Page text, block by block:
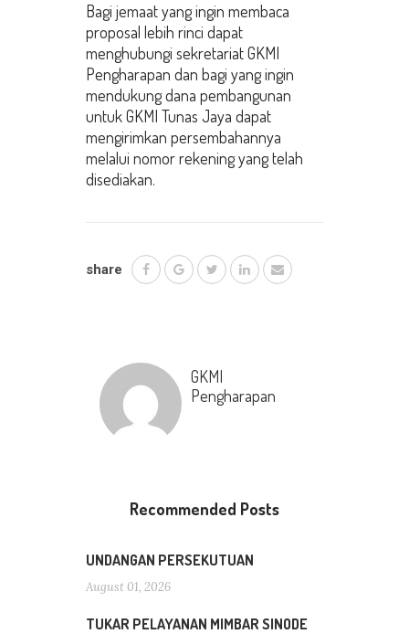
Bagi jemaat yang ingin membaca
proposal lebih rinci dapat
menghubungi sekretariat GKMI
Pengharapan dan bagi yang ingin
mendukung dana pembangunan
untuk GKMI Tunas Jaya dapat
mengirimkan persembahannya
melalui nomor rekening yang telah
disediakan.
share
GKMI
Pengharapan
Recommended Posts
UNDANGAN PERSEKUTUAN
August 01, 2026
TUKAR PELAYANAN MIMBAR SINODE